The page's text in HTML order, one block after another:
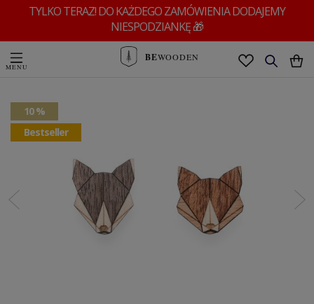
TYLKO TERAZ! DO KAŻDEGO ZAMÓWIENIA DODAJEMY
NIESPODZIANKĘ 🎁
BEWOODEN
10 %
Bestseller